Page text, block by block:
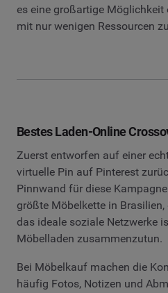
es eine großartige Möglichkeit
mit nur wenigen Ressourcen
Bestes Laden-Online
Zuerst entworfen auf einer
virtuelle Pin auf Pinterest
Pinnwand für diese
größte Möbelkette in
das ideale soziale Netzwerke
Möbelladen zusammenzutun.
Bei Möbelkauf machen die
häufig Fotos, Notizen und